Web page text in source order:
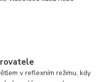
v reflexním režimu, kdy